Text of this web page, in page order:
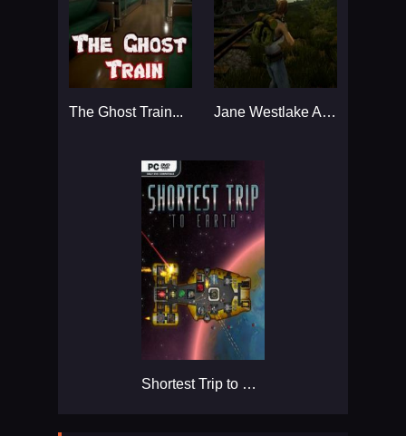
The Ghost Train... Jane Westlake Adventures - The Mystery Train...
Shortest Trip to Earth...